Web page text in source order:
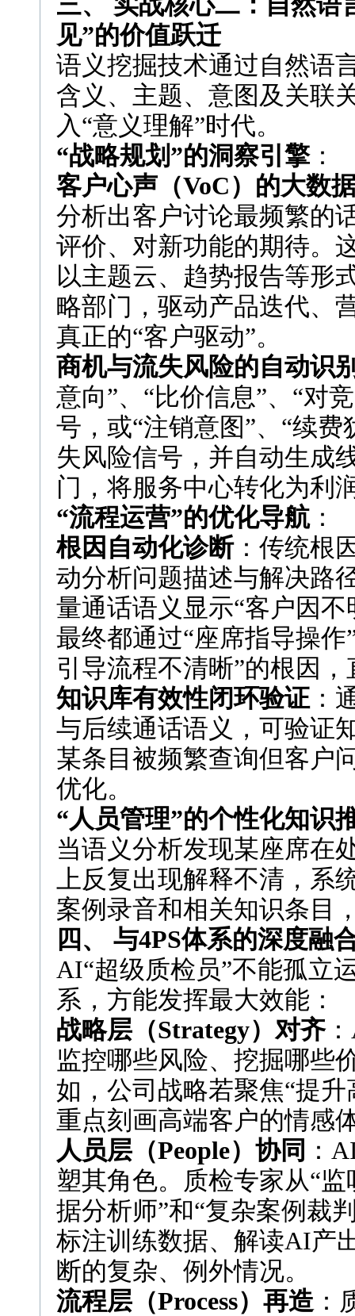
见”的价值跃迁
语义挖掘技术通过自然语
含义、主题、意图及关联
入“意义理解”时代。
“战略规划”的洞察引擎：
客户心声（VoC）的大数
分析出客户讨论最频繁的
评价、对新功能的期待。
以主题云、趋势报告等形
略部门，驱动产品迭代、
真正的“客户驱动”。
商机与流失风险的自动识
意向”、“比价信息”、“对
号，或“注销意图”、“续
失风险信号，并自动生成
门，将服务中心转化为利
“流程运营”的优化导航：
根因自动化诊断：传统根
动分析问题描述与解决路
量通话语义显示“客户因不
最终都通过“座席指导操
引导流程不清晰”的根因
知识库有效性闭环验证：
与后续通话语义，可验证
某条目被频繁查询但客户
优化。
“人员管理”的个性化知识
当语义分析发现某座席在
上反复出现解释不清，系
案例录音和相关知识条目
四、 与4PS体系的深度融
AI“超级质检员”不能孤立
系，方能发挥最大效能：
战略层（Strategy）对齐
监控哪些风险、挖掘哪些
如，公司战略若聚焦“提
重点刻画高端客户的情感
人员层（People）协同 ：
塑其角色。质检专家从“
据分析师”和“复杂案例裁
标注训练数据、解读AI产
断的复杂、例外情况。
流程层（Process）再造：